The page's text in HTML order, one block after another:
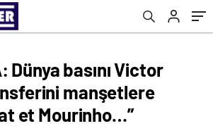
Dünya basını Victor
manşetlere
et Mourinho…”